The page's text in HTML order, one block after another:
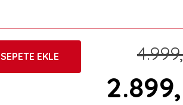
SEPETE EKLE